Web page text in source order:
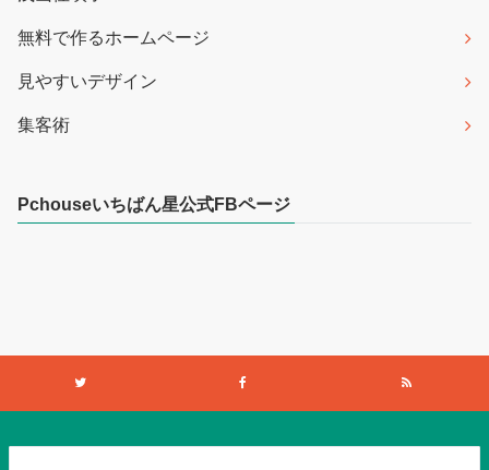
無料で作るホームページ
見やすいデザイン
集客術
Pchouseいちばん星公式FBページ